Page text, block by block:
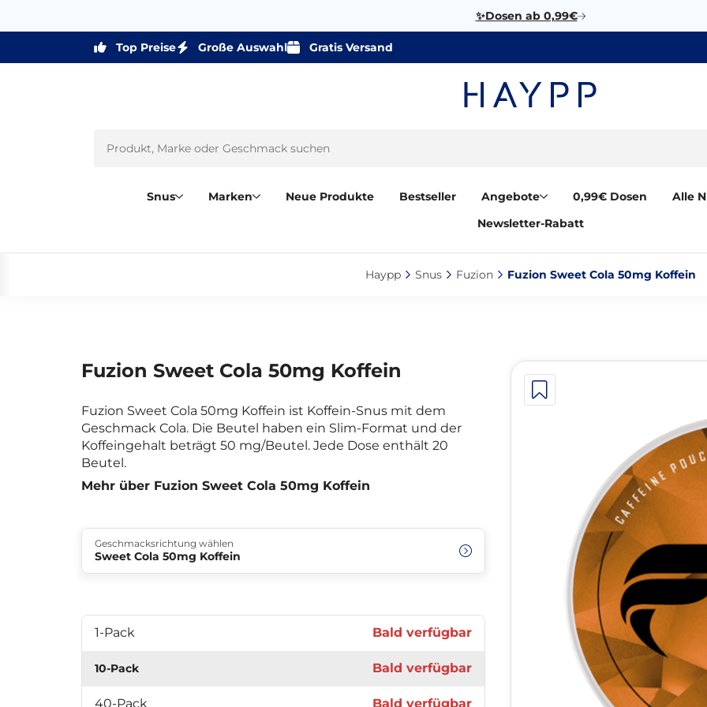
✨Dosen ab 0,99€
Top Preise Große Auswahl Gratis Versand
Snus Marken Neue Produkte Bestseller Angebote 0,99€ Dosen
Alle
Newsletter-Rabatt
Haypp‎ Snus‎ Fuzion‎ Fuzion Sweet Cola 50mg Koffein‎
Fuzion Sweet Cola 50mg Koffein
Fuzion Sweet Cola 50mg Koffein ist Koffein-Snus mit dem
Geschmack Cola. Die Beutel haben ein Slim-Format und der
Koffeingehalt beträgt 50 mg/Beutel. Jede Dose enthält 20
Beutel.
Mehr über Fuzion Sweet Cola 50mg Koffein
Geschmacksrichtung wählen
Sweet Cola 50mg Koffein
1-Pack Bald verfügbar
10-Pack Bald verfügbar
40-Pack Bald verfügbar